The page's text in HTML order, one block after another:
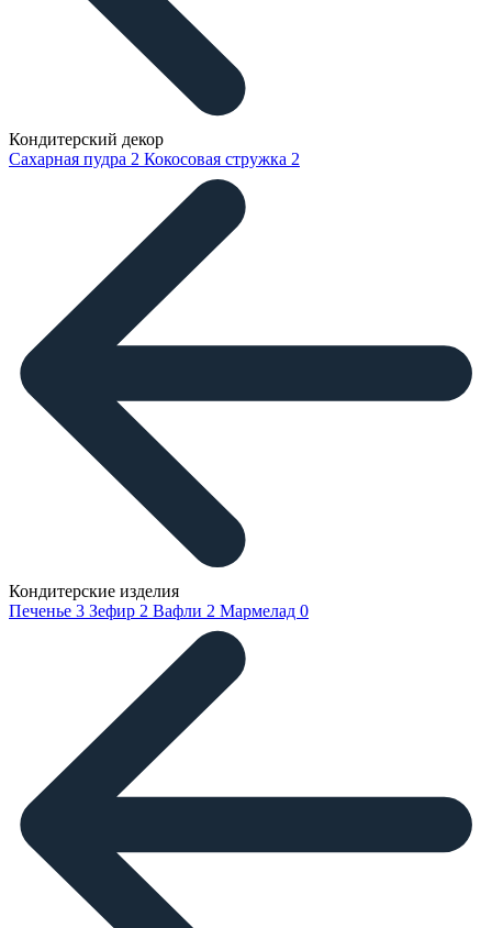
Кондитерский декор
Сахарная пудра 2 Кокосовая стружка 2
Кондитерские изделия
Печенье 3 Зефир 2 Вафли 2 Мармелад 0